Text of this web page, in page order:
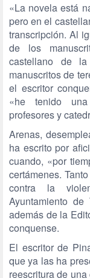
«La novela está
pero en el
transcripción. Al
de los
castellano de
manuscritos de
el escritor
«he tenido
profesores y
Arenas,
ha escrito por
cuando, «por
certámenes.
contra la
Ayuntamiento
además de la
conquense.
El escritor de
que ya las ha
reescritura de